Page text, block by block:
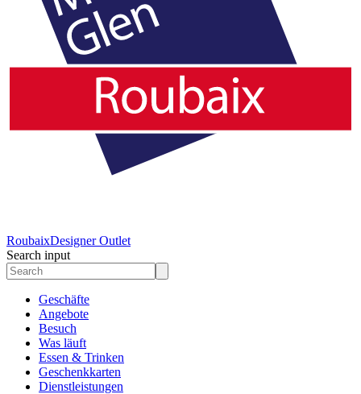
RoubaixDesigner Outlet
Search input
Geschäfte
Angebote
Besuch
Was läuft
Essen & Trinken
Geschenkkarten
Dienstleistungen